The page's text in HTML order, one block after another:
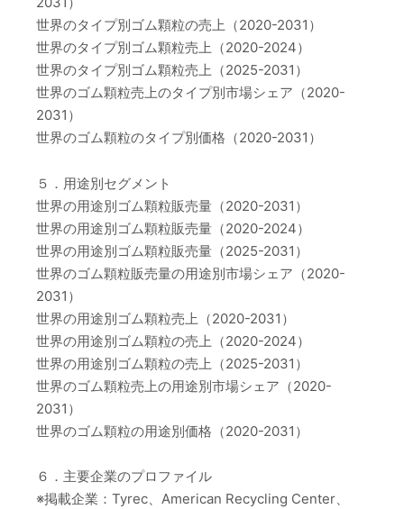
世界のタイプ別ゴム顆粒の売上（2020-2031）
世界のタイプ別ゴム顆粒売上（2020-2024）
世界のタイプ別ゴム顆粒売上（2025-2031）
世界のゴム顆粒売上のタイプ別市場シェア（2020-
2031）
世界のゴム顆粒のタイプ別価格（2020-2031）
５．用途別セグメント
世界の用途別ゴム顆粒販売量（2020-2031）
世界の用途別ゴム顆粒販売量（2020-2024）
世界の用途別ゴム顆粒販売量（2025-2031）
世界のゴム顆粒販売量の用途別市場シェア（2020-
2031）
世界の用途別ゴム顆粒売上（2020-2031）
世界の用途別ゴム顆粒の売上（2020-2024）
世界の用途別ゴム顆粒の売上（2025-2031）
世界のゴム顆粒売上の用途別市場シェア（2020-
2031）
世界のゴム顆粒の用途別価格（2020-2031）
６．主要企業のプロファイル
※掲載企業：Tyrec、American Recycling Center、